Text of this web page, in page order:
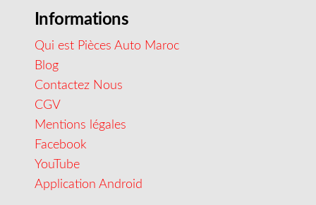
Informations
Qui est Pièces Auto Maroc
Blog
Contactez Nous
CGV
Mentions légales
Facebook
YouTube
Application Android